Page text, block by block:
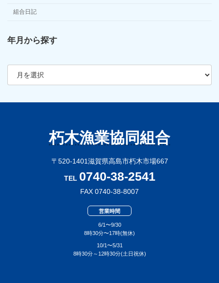
組合日記
年月から探す
ア
朽木漁業協同組合
〒520-1401滋賀県高島市朽木市場667
TEL 0740-38-2541
FAX 0740-38-8007
営業時間
6/1〜9/30
8時30分〜17時(無休)
10/1〜5/31
8時30分～12時30分(土日祝休)